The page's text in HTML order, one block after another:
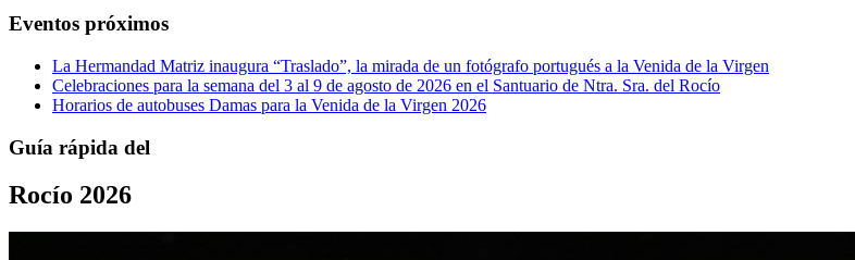
Eventos próximos
La Hermandad Matriz inaugura “Traslado”, la mirada de un fotógrafo portugués a la Venida de la Virgen
Celebraciones para la semana del 3 al 9 de agosto de 2026 en el Santuario de Ntra. Sra. del Rocío
Horarios de autobuses Damas para la Venida de la Virgen 2026
Guía rápida del
Rocío 2026